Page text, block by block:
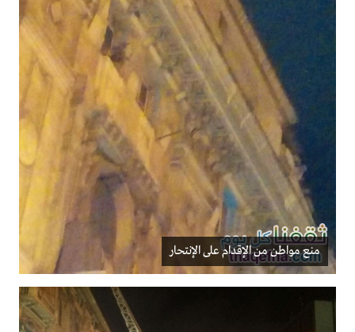
منع مواطن من الإقدام على الإنتحار